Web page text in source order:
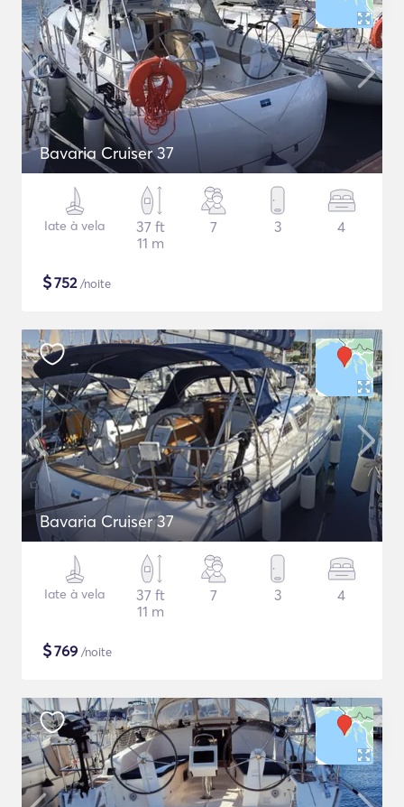
Bavaria Cruiser 37
Iate à vela
37 ft
11 m
7 3 4
$752/noite
Bavaria Cruiser 37
Iate à vela
37 ft
11 m
7 3 4
$769 /noite